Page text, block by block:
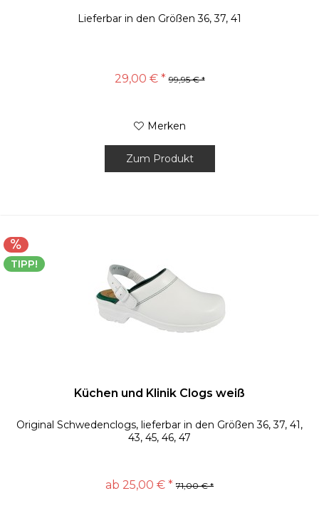
Lieferbar in den Größen 36, 37, 41
29,00 € * 99,95 € *
Merken
Zum Produkt
TIPP!
Küchen und Klinik Clogs weiß
Original Schwedenclogs, lieferbar in den Größen 36, 37, 41,
43, 45, 46, 47
ab 25,00 € * 71,00 € *